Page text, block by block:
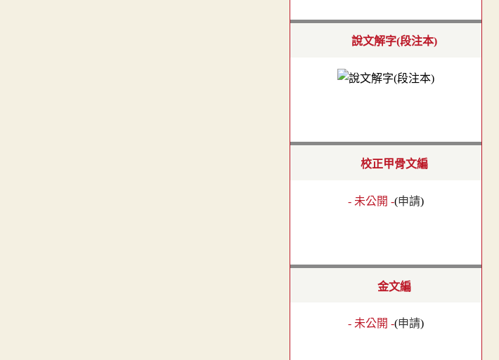
說文解字(段注本)
校正甲骨文編
- 未公開 -(申請)
金文編
- 未公開 -(申請)